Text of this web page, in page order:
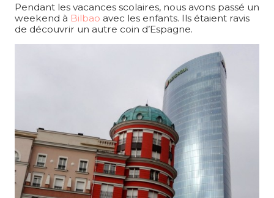
Pendant les vacances scolaires, nous avons passé un
weekend à Bilbao avec les enfants. Ils étaient ravis
de découvrir un autre coin d’Espagne.